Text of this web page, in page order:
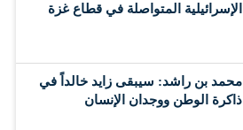
الإسرائيلية المتواصلة في قطاع غزة
محمد بن راشد: سيبقى زايد خالداً في
ذاكرة الوطن ووجدان الإنسان